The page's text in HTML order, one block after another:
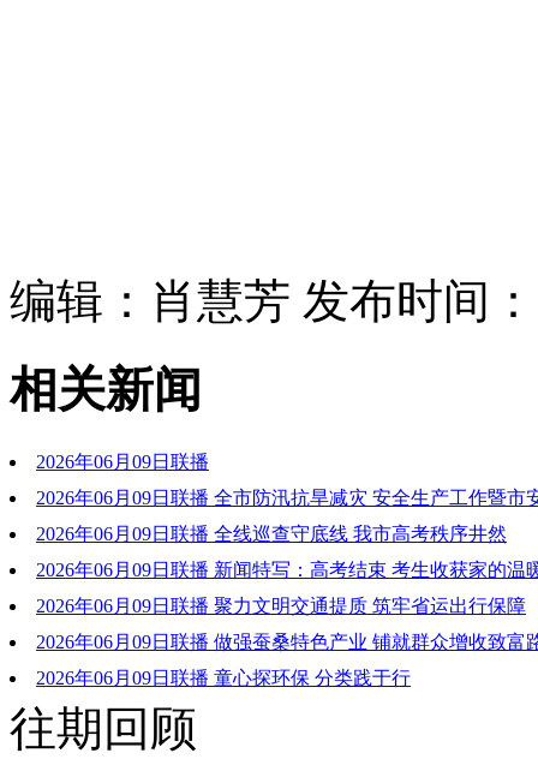
编辑：肖慧芳 发布时间
相关新闻
2026年06月09日联播
2026年06月09日联播 全市防汛抗旱减灾 安全生产工作暨市
年第三次全体成员(电视电话)会议召开 在末端抓好落实 以结果
决打好防汛抗旱减灾和安全生产主动仗
2026年06月09日联播 全线巡查守底线 我市高考秩序井然
2026年06月09日联播 新闻特写：高考结束 考生收获家的温
2026年06月09日联播 聚力文明交通提质 筑牢省运出行保障
2026年06月09日联播 做强蚕桑特色产业 铺就群众增收致富
2026年06月09日联播 童心探环保 分类践于行
往期回顾